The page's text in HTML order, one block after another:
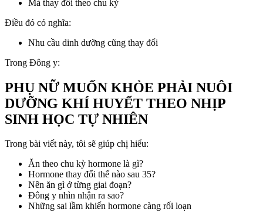
Mà thay đổi theo chu kỳ
Điều đó có nghĩa:
Nhu cầu dinh dưỡng cũng thay đổi
Trong Đông y:
PHỤ NỮ MUỐN KHỎE PHẢI NUÔI
DƯỠNG KHÍ HUYẾT THEO NHỊP
SINH HỌC TỰ NHIÊN
Trong bài viết này, tôi sẽ giúp chị hiểu:
Ăn theo chu kỳ hormone là gì?
Hormone thay đổi thế nào sau 35?
Nên ăn gì ở từng giai đoạn?
Đông y nhìn nhận ra sao?
Những sai lầm khiến hormone càng rối loạn